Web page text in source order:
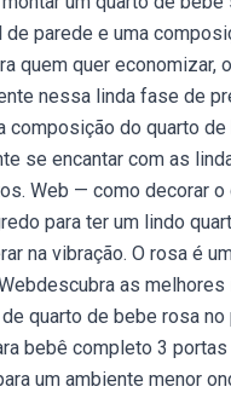
de parede e uma
quem quer economizar,
nessa linda fase de
composição do quarto de
se encantar com as
Web — como decorar o
para ter um lindo
na vibração. O rosa é
as melhores
quarto de bebe rosa
bebê completo 3
um ambiente menor